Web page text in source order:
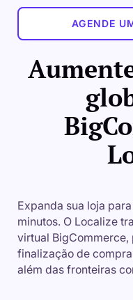
Expanda sua loja
minutos. O Localize
virtual
finalização de
além das fronteiras
AGENDE